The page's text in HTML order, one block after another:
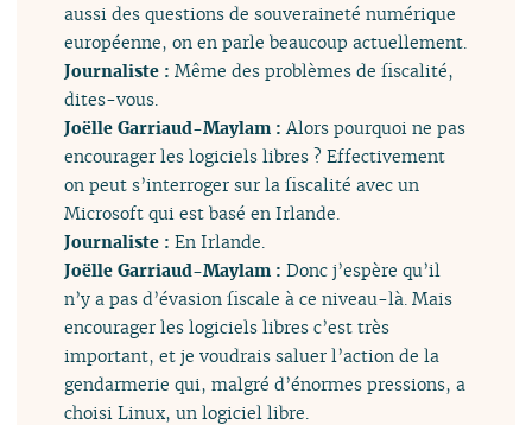
aussi des questions de souveraineté numérique
européenne, on en parle beaucoup actuellement.
Journaliste :Même des problèmes de fiscalité,
dites-vous.
Joëlle Garriaud-Maylam :Alors pourquoi ne pas
encourager les logiciels libres ? Effectivement
on peut s’interroger sur la fiscalité avec un
Microsoft qui est basé en Irlande.
Journaliste :En Irlande.
Joëlle Garriaud-Maylam :Donc j’espère qu’il
n’y a pas d’évasion fiscale à ce niveau-là. Mais
encourager les logiciels libres c’est très
important, et je voudrais saluer l’action de la
gendarmerie qui, malgré d’énormes pressions, a
choisi Linux, un logiciel libre.